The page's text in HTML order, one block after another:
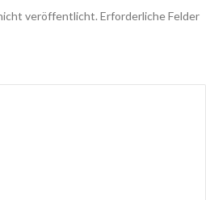
veröffentlicht. Erforderliche Felder